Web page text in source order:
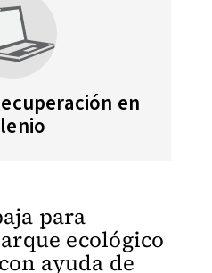
en
para
ecológico
ayuda de